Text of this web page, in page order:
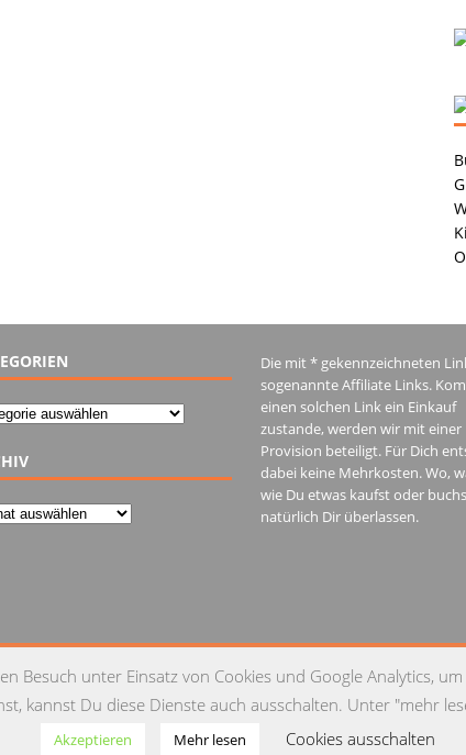
Die mit * gekennzeichneten
sogenannte Affiliate Links.
einen solchen Link ein Einkauf
zustande, werden wir mit einer
Provision beteiligt. Für Dich
dabei keine Mehrkosten. Wo,
wie Du etwas kaufst oder
natürlich Dir überlassen.
Besuch unter Einsatz von Cookies und Google Analytics,
kannst Du diese Dienste auch ausschalten. Unter "mehr
Akzeptieren Mehr lesen Cookies ausschalten